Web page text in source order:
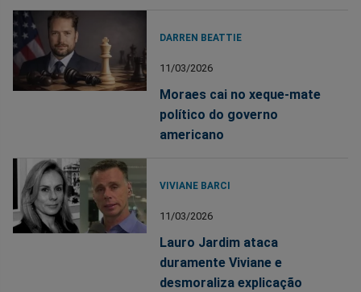
DARREN BEATTIE
11/03/2026
Moraes cai no xeque-mate
político do governo
americano
VIVIANE BARCI
11/03/2026
Lauro Jardim ataca
duramente Viviane e
desmoraliza explicação